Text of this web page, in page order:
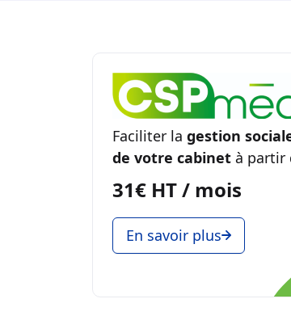
Faciliter la gestion
de votre cabinet à partir
31€ HT / mois
En savoir plus